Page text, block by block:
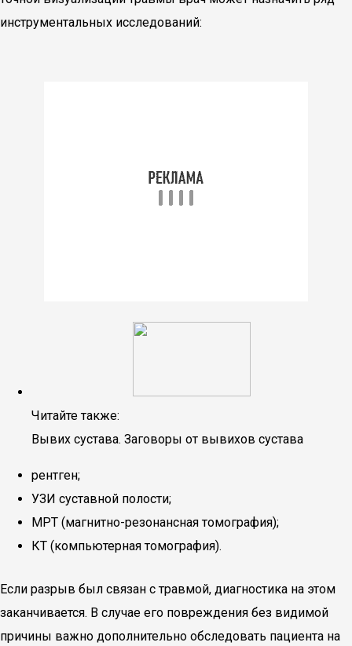
инструментальных исследований:
Читайте также:
Вывих сустава. Заговоры от вывихов сустава
рентген;
УЗИ суставной полости;
МРТ (магнитно-резонансная томография);
КТ (компьютерная томография).
Если разрыв был связан с травмой, диагностика на этом
заканчивается. В случае его повреждения без видимой
причины важно дополнительно обследовать пациента на